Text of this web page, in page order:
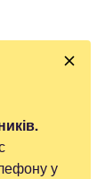
у